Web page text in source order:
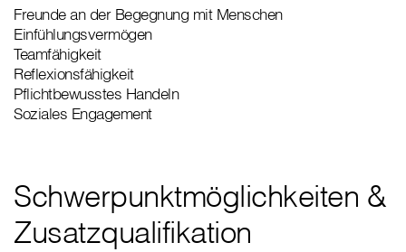
Freunde an der Begegnung mit Menschen
Einfühlungsvermögen
Teamfähigkeit
Reflexionsfähigkeit
Pflichtbewusstes Handeln
Soziales Engagement
Schwerpunktmöglichkeiten &
Zusatzqualifikation